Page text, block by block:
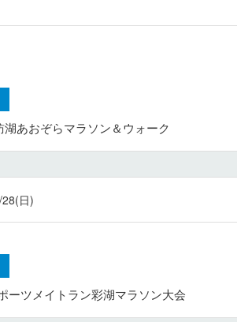
あおぞらマラソン＆ウォーク
日)
ーツメイトラン彩湖マラソン大会